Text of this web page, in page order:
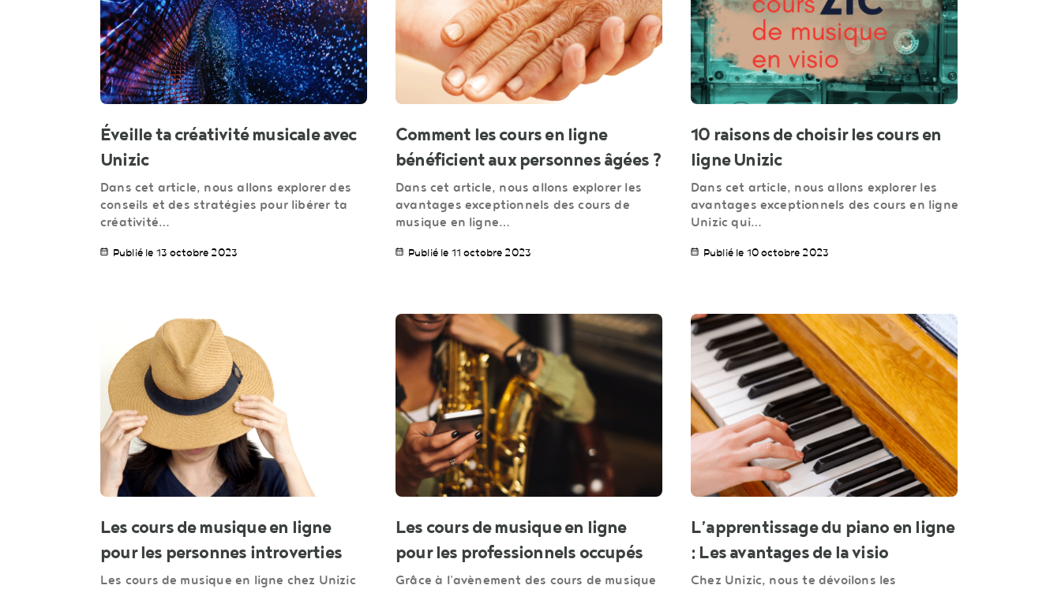
Éveille ta créativité musicale avec
Unizic
Dans cet article, nous allons explorer des
conseils et des stratégies pour libérer ta
créativité…
Publié le 13 octobre 2023
Comment les cours en ligne
bénéficient aux personnes âgées ?
Dans cet article, nous allons explorer les
avantages exceptionnels des cours de
musique en ligne…
Publié le 11 octobre 2023
10 raisons de choisir les cours en
ligne Unizic
Dans cet article, nous allons explorer les
avantages exceptionnels des cours en ligne
Unizic qui…
Publié le 10 octobre 2023
Les cours de musique en ligne
pour les personnes introverties
Les cours de musique en ligne chez Unizic
Les cours de musique en ligne
pour les professionnels occupés
Grâce à l'avènement des cours de musique
L’apprentissage du piano en ligne
: Les avantages de la visio
Chez Unizic, nous te dévoilons les